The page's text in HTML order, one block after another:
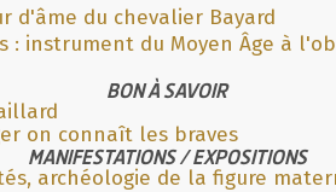
d'âme du chevalier Bayard
: instrument du Moyen Âge à
BON À SAVOIR
on connaît les braves
MANIFESTATIONS / EXPOSITIONS
archéologie de la figure